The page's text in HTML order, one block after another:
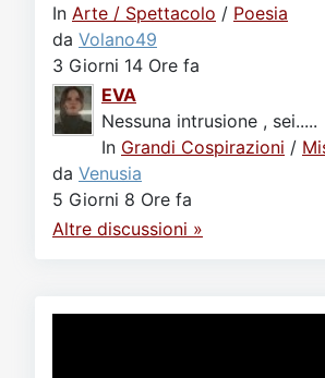
In Arte / Spettacolo / Poesia
da Volano49
3 Giorni 14 Ore fa
EVA
Nessuna intrusione , sei.....
In Grandi Cospirazioni /
da Venusia
5 Giorni 8 Ore fa
Altre discussioni »